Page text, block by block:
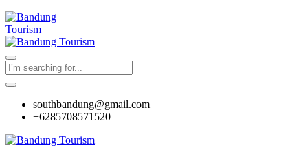
southbandung@gmail.com
+6285708571520